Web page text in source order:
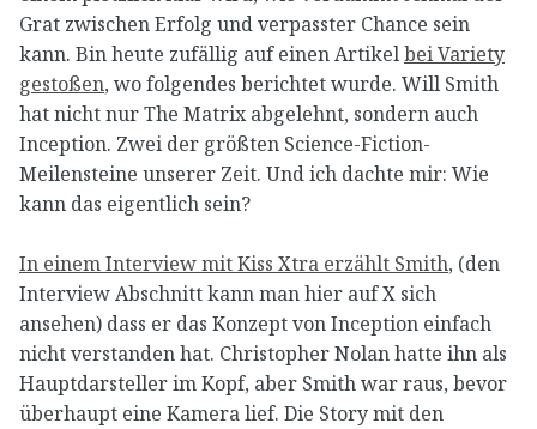
Grat zwischen Erfolg und verpasster Chance sein
kann. Bin heute zufällig auf einen Artikelbei Variety
gestoßen, wo folgendes berichtet wurde. Will Smith
hat nicht nur The Matrix abgelehnt, sondern auch
Inception. Zwei der größten Science-Fiction-
Meilensteine unserer Zeit. Und ich dachte mir: Wie
kann das eigentlich sein?
In einem Interview mit Kiss Xtra erzählt Smith, (den
Interview Abschnitt kann man hier auf X sich
ansehen) dass er das Konzept von Inception einfach
nicht verstanden hat. Christopher Nolan hatte ihn als
Hauptdarsteller im Kopf, aber Smith war raus, bevor
überhaupt eine Kamera lief. Die Story mit den